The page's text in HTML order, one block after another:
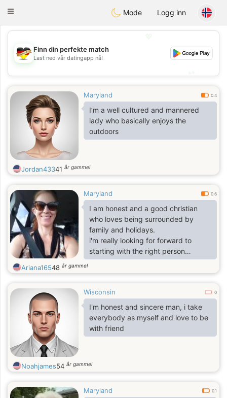
Deutsch Dating
Toggle
Mode Logg inn
💖
💕
Finn din perfekte match
Last ned vår datingapp nå!
Maryland 0.4
I’m a well cultured and mannered
lady who basically enjoys the
outdoors
Jordan43341 år gammel
Maryland 0.6
I am honest and a good christian
who loves being surrounded by
family and holidays.
i'm really looking for forward to
starting with the right person
i am an honest ,loyal, passionate,
generous am a good listener.
Ariana16548 år gammel
Wisconsin 0
I'm honest and sincere man, i take
everybody as myself and love to be
with friend
Noahjames54 år gammel
Maryland 0.1